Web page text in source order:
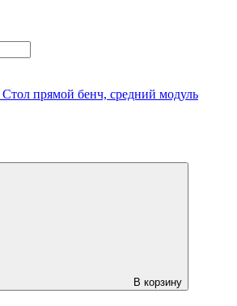
Стол прямой бенч, средний модуль
В корзину